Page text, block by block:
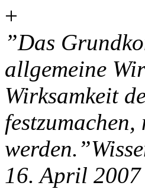
+
”Das
allgemeine
Wirksamkeit
festzumachen,
16. April